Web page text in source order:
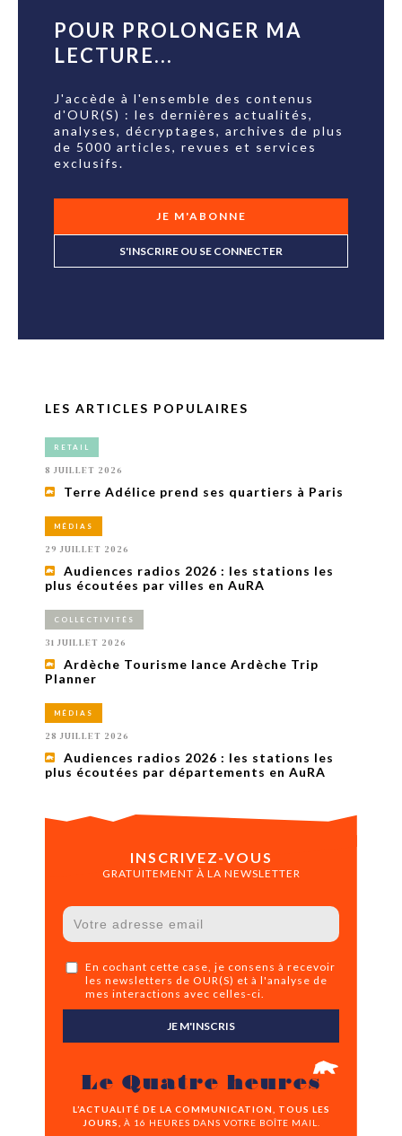
POUR PROLONGER MA
LECTURE...
J'accède à l'ensemble des contenus
d'OUR(S) : les dernières actualités,
analyses, décryptages, archives de plus
de 5000 articles, revues et services
exclusifs.
JE M'ABONNE
S'INSCRIRE OU SE CONNECTER
LES ARTICLES POPULAIRES
RETAIL
8 JUILLET 2026
Terre Adélice prend ses quartiers à Paris
MÉDIAS
29 JUILLET 2026
Audiences radios 2026 : les stations les
plus écoutées par villes en AuRA
COLLECTIVITÉS
31 JUILLET 2026
Ardèche Tourisme lance Ardèche Trip
Planner
MÉDIAS
28 JUILLET 2026
Audiences radios 2026 : les stations les
plus écoutées par départements en AuRA
INSCRIVEZ-VOUS
GRATUITEMENT À LA NEWSLETTER
En cochant cette case, je consens à recevoir
les newsletters de OUR(S) et à l'analyse de
mes interactions avec celles-ci.
JE M'INSCRIS
Le Quatre heures
L’ACTUALITÉ DE LA COMMUNICATION, TOUS LES
JOURS,
À 16 HEURES DANS VOTRE BOÎTE MAIL.